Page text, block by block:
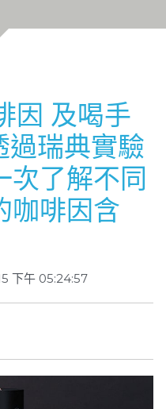
因 及喝手
過瑞典實驗
次了解不同
咖啡因含
下午 05:24:57